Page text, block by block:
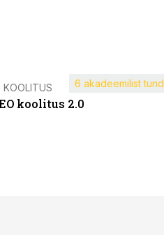
KOOLITUS
koolitus 2.0
6 akadeemilist